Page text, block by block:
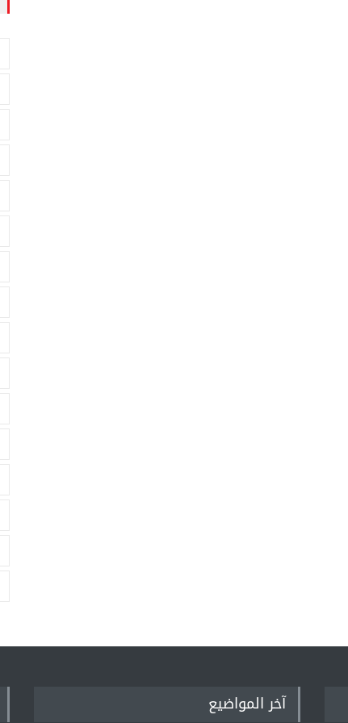
آخر المواضيع